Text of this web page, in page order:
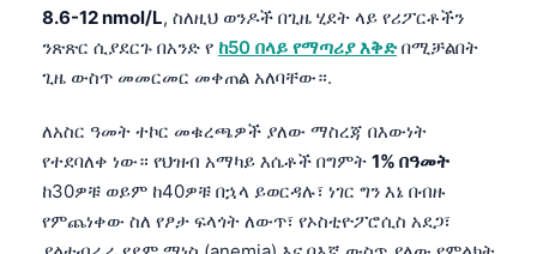
8.6-12 nmol/L, ስለዚህ ወንዶች በጊዜ ሂደት ላይ የሪፖርቶችን
ንጽጽር ሲያደርጉ በአንድ የ ከ50 በላይ የማጣሪያ እቅድበሚቻልበት
ጊዜ ውስጥ መመርመር መቀጠል አለባቸው።.
ለአስር ዓመት ተኮር መቁረጫዎች ያለው ማስረጃ በእውነት
የተደባለቀ ነው። የህዝብ አማካይ እሴቶች በግምት 1% በዓመት
ከ30ዎቹ ወይም ከ40ዎቹ በኋላ ይወርዳሉ፣ ነገር ግን እኔ በብዙ
የምጨነቀው ስለ የፆታ ፍላጎት ለውጥ፣ የኦስቲዮፖሮሲስ አደጋ፣